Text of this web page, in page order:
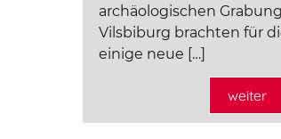
archäologischen
Vilsbiburg brachten für
einige neue […]
weiter